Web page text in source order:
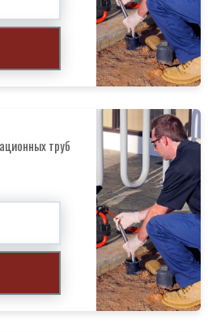
труб